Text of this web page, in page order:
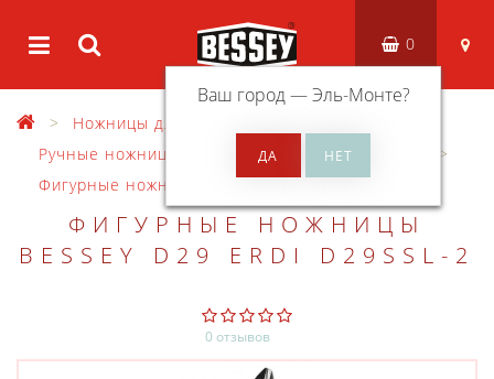
Ваш город —Эль-Монте?
0
Ножницы для резки металла
Ручные ножницы для резки листового металла
Фигурные ножницы D29
ФИГУРНЫЕ НОЖНИЦЫ
BESSEY D29 ERDI D29SSL-2
0 отзывов